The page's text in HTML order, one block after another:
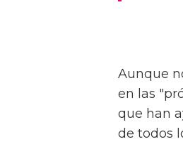
Aunque
en las
que han
de todos